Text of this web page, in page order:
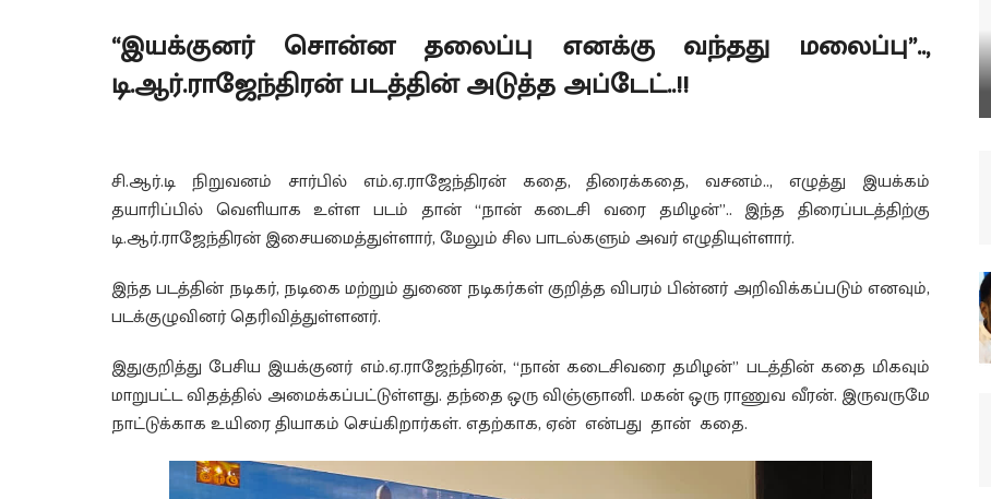
“இயக்குனர் சொன்ன தலைப்பு எனக்கு வந்தது மலைப்பு”..,
டி.ஆர்.ராஜேந்திரன் படத்தின் அடுத்த அப்டேட்..!!
சி.ஆர்.டி நிறுவனம் சார்பில் எம்.ஏ.ராஜேந்திரன் கதை, திரைக்கதை, வசனம்.., எழுத்து இயக்கம்
தயாரிப்பில் வெளியாக உள்ள படம் தான் “நான் கடைசி வரை தமிழன்”.. இந்த திரைப்படத்திற்கு
டி.ஆர்.ராஜேந்திரன் இசையமைத்துள்ளார், மேலும் சில பாடல்களும் அவர் எழுதியுள்ளார்.
இந்த படத்தின் நடிகர், நடிகை மற்றும் துணை நடிகர்கள் குறித்த விபரம் பின்னர் அறிவிக்கப்படும் எனவும்,
படக்குழுவினர் தெரிவித்துள்ளனர்.
இதுகுறித்து பேசிய இயக்குனர் எம்.ஏ.ராஜேந்திரன், “நான் கடைசிவரை தமிழன்” படத்தின் கதை மிகவும்
மாறுபட்ட விதத்தில் அமைக்கப்பட்டுள்ளது. தந்தை ஒரு விஞ்ஞானி. மகன் ஒரு ராணுவ வீரன். இருவருமே
நாட்டுக்காக உயிரை தியாகம் செய்கிறார்கள். எதற்காக, ஏன் என்பது தான் கதை.